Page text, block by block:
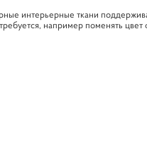
интерьерные ткани
например поменять